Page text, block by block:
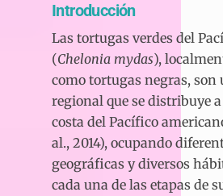
Introducción
Las tortugas verdes del
(Chelonia mydas),
como tortugas negras, son
regional que se distribuye
costa del Pacífico
al., 2014), ocupando
geográficas y diversos
cada una de las etapas de